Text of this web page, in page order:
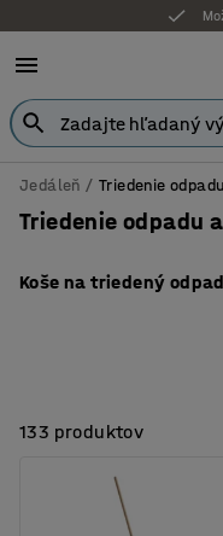
Jedáleň Triedenie
Triedenie odpadu
Koše na triedený odpad
133 produktov